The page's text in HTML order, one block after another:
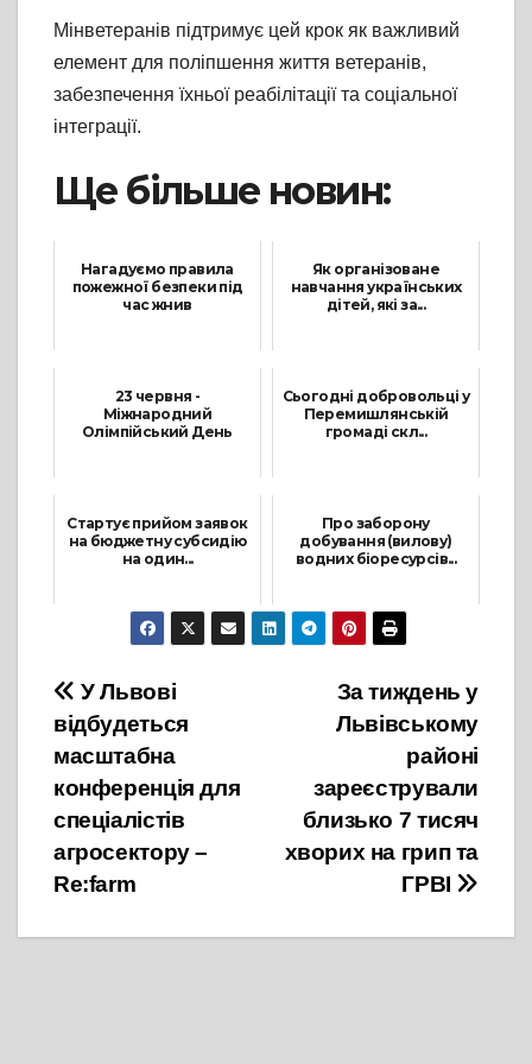
Мінветеранів підтримує цей крок як важливий
елемент для поліпшення життя ветеранів,
забезпечення їхньої реабілітації та соціальної
інтеграції.
Ще більше новин:
Нагадуємо правила
пожежної безпеки під
час жнив
Як організоване
навчання українських
дітей, які за...
23 червня -
Міжнародний
Олімпійський День
Сьогодні добровольці у
Перемишлянській
громаді скл...
Стартує прийом заявок
на бюджетну субсидію
на один...
12 Лютого, 2025
Про заборону
добування (вилову)
водних біоресурсів...
1 Квітня, 2024
Навігація
записів
За тиждень у
Львівському
районі
зареєстрували
близько 7 тисяч
хворих на грип та
ГРВІ
У Львові
відбудеться
масштабна
конференція для
спеціалістів
агросектору –
Re:farm